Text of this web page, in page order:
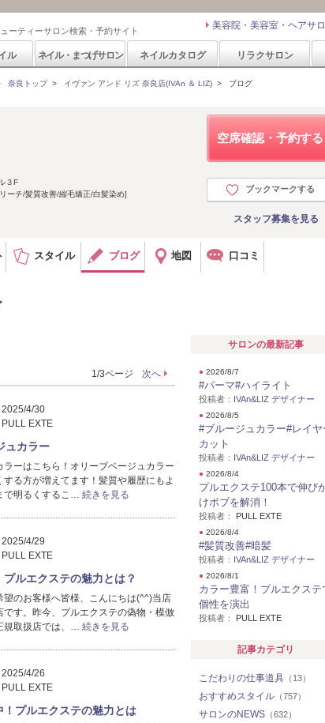
ーティーサロン検索・予約サイト 美容院・美容室・ヘアサ
ル ネイル・まつげサロン ネイルカタログ リラクサロン
奈良トップ> イヴァン アンド リズ 奈良店(IVAn ＆ LIZ) > ブログ
空席確認・予約する
ブックマークする
スタッフ募集を見る
３F
ーチ/髪質改善/縮毛矯正/白髪染め]
スタイル ブログ 地図 口コミ
1/3ページ 次へ
2025/4/30
PULL EXTE
ュカラー
ラーはこちら！オリーブベージュカラー
る方が増えてます！髪質や履歴にもよ
で明るくするこ… 続きを見る
2025/4/29
PULL EXTE
ルエクステの魅力とは？
望のお客様へ皆様、こんにちは(^^)当店
す。昨今、プルエクステの偽物・模倣
規取扱店では、… 続きを見る
2025/4/26
PULL EXTE
プルエクステの魅力とは
サロンの最新記事
● 2026/8/7
#パーマ#ハイライト
投稿者： IVAn&LIZ デザイナー
● 2026/8/5
#ブルージュカラー#レイヤ
カット
投稿者： IVAn&LIZ デザイナー
● 2026/8/4
プルエクステ100本で伸び
けボブを解消！
投稿者： PULL EXTE
● 2026/8/4
#髪質改善#暗髪
投稿者： IVAn&LIZ デザイナー
● 2026/8/1
カラー豊富！プルエクステ
個性を演出
投稿者： PULL EXTE
記事カテゴリ
こだわりの仕事道具 （13）
おすすめスタイル （757）
サロンのNEWS （632）